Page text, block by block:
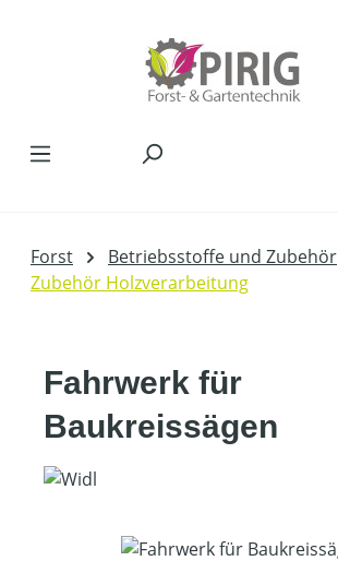
Forst
Betriebsstoffe und Zubehör
Zubehör Holzverarbeitung
Fahrwerk für
Baukreissägen
Bildergalerie überspringen